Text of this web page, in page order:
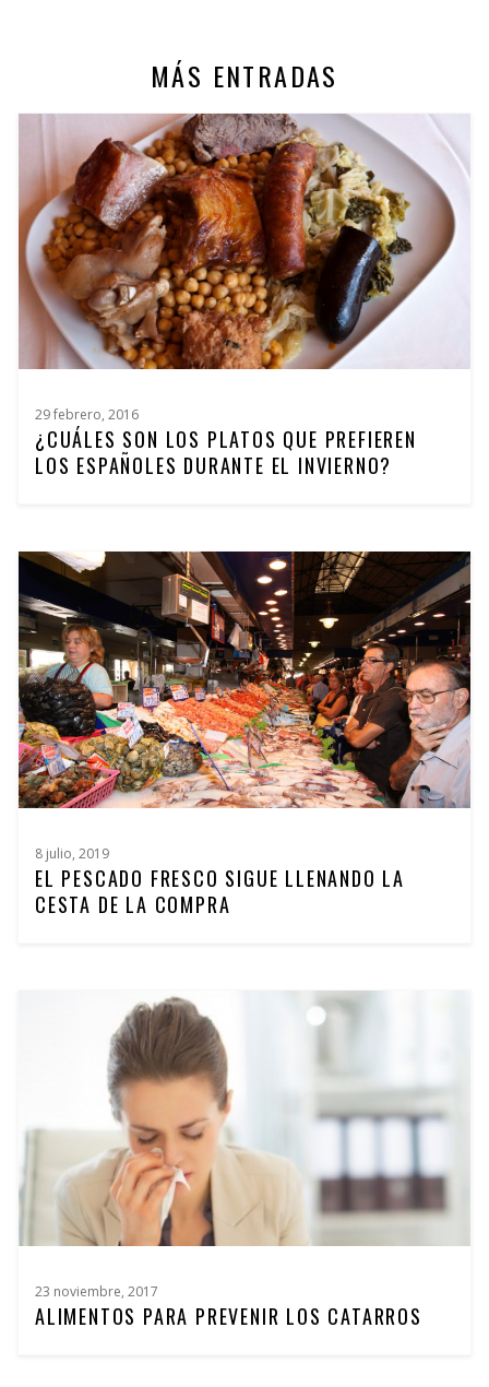
MÁS ENTRADAS
29 febrero, 2016
¿CUÁLES SON LOS PLATOS QUE PREFIEREN
LOS ESPAÑOLES DURANTE EL INVIERNO?
8 julio, 2019
EL PESCADO FRESCO SIGUE LLENANDO LA
CESTA DE LA COMPRA
23 noviembre, 2017
ALIMENTOS PARA PREVENIR LOS CATARROS